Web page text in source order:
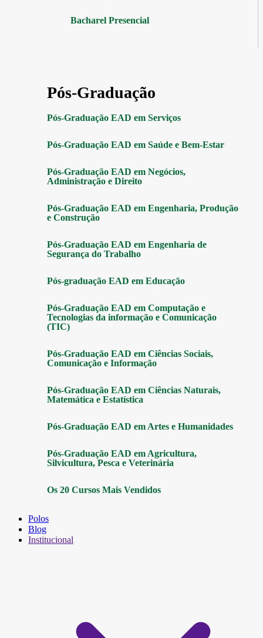
Bacharel Presencial
Pós-Graduação
Pós-Graduação EAD em Serviços
Pós-Graduação EAD em Saúde e Bem-Estar
Pós-Graduação EAD em Negócios,
Administração e Direito
Pós-Graduação EAD em Engenharia, Produção
e Construção
Pós-Graduação EAD em Engenharia de
Segurança do Trabalho
Pós-graduação EAD em Educação
Pós-Graduação EAD em Computação e
Tecnologias da informação e Comunicação
(TIC)
Pós-Graduação EAD em Ciências Sociais,
Comunicação e Informação
Pós-Graduação EAD em Ciências Naturais,
Matemática e Estatística
Pós-Graduação EAD em Artes e Humanidades
Pós-Graduação EAD em Agricultura,
Silvicultura, Pesca e Veterinária
Os 20 Cursos Mais Vendidos
Polos
Blog
Institucional